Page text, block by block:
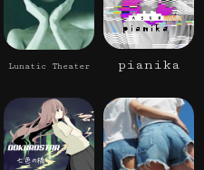
Lunatic Theater pianika